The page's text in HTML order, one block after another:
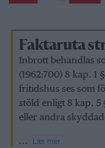
Faktaruta
Inbrott behandlas
(1962:700) 8 kap. 1
fritidshus ses som
stöld enligt 8 kap.
eller andra
... Läs mer